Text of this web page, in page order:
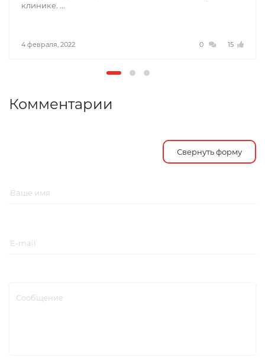
клинике. ...
4 февраля, 2022 0 15
Комментарии
Свернуть форму